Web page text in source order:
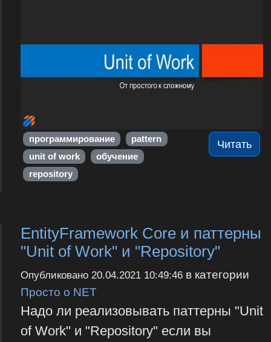
Читать
программирование
pattern
unit of work
обучение
repository
EntityFramework Core и паттерны
"Unit of Work" и "Repository"
Опубликовано 20.04.2021 10:49:46в категории
Просто о NET
Надо ли реализовывать паттерны "Unit
of Work" и "Repository" если вы